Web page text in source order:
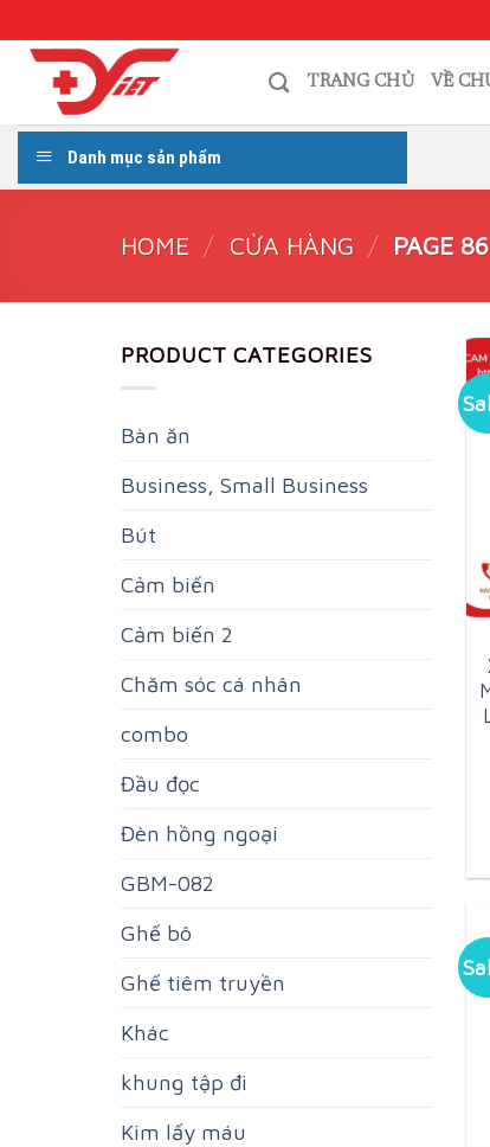
content
TRANG CHỦ VỀ
Danh mục sản phẩm
HOME / CỬA HÀNG / PAGE 86
PRODUCT CATEGORIES
Bàn ăn
Business, Small Business
Bút
Cảm biến
Cảm biến 2
Chăm sóc cá nhân
combo
Đầu đọc
Đèn hồng ngoại
GBM-082
Ghế bô
Ghế tiêm truyền
Khác
khung tập đi
Kim lấy máu